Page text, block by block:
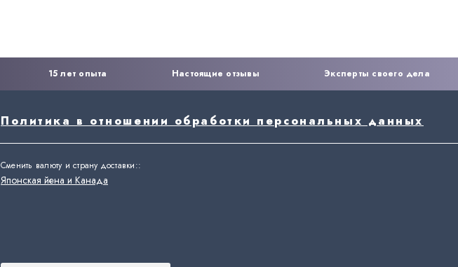
15 лет опыта Настоящие отзывы Эксперты своего дела
Политика в отношении обработки персональных данных
Сменить валюту и страну доставки::
Японская йена и Канада